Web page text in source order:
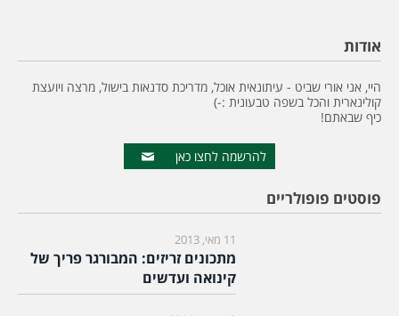
אודות
היי, אני אורי שביט - עיתונאית אוכל, מדריכת סדנאות בישול, מרצה ויועצת
קולינארית והכל בשפה טבעונית :-)
כיף שבאתם!
להרשמה לחצו כאן
פוסטים פופולריים
11 מאי, 2013
מתכונים זריזים: המבורגר פריך של
קינואה ועדשים